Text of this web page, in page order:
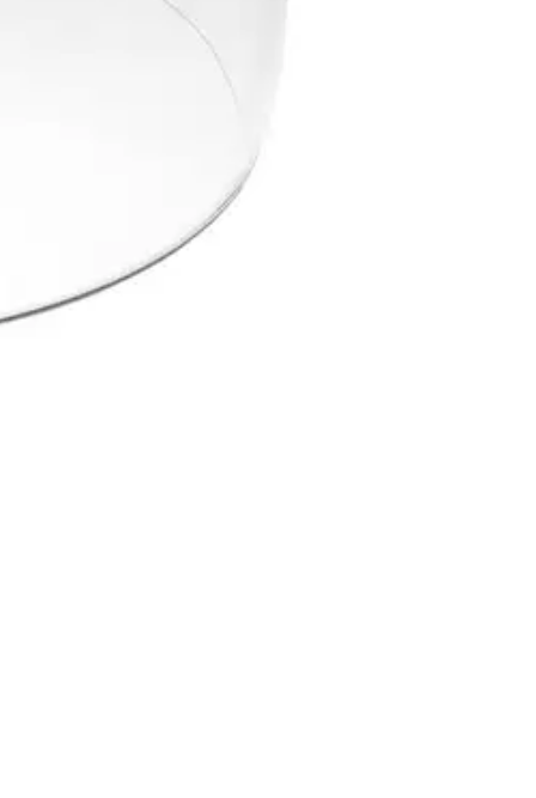
ehkäisevä pinnoite. Kovera muotoilu tehostaa optiikkaa